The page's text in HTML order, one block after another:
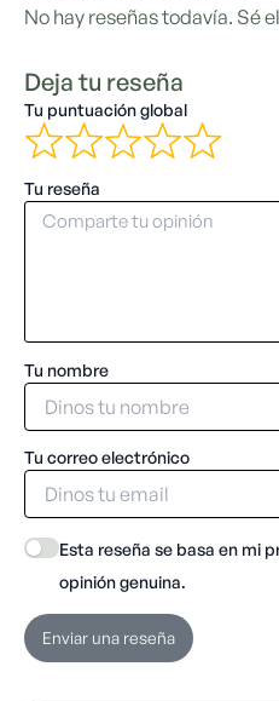
No hay reseñas todavía. Sé
Deja tu reseña
Tu puntuación global
Tu reseña
Tu nombre
Tu correo electrónico
Esta reseña se basa en mi
opinión genuina.
Enviar una reseña